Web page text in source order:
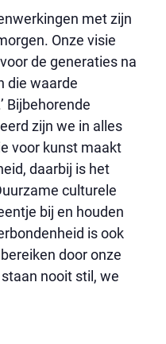
met zijn
Onze visie
de generaties na
die waarde
Bijbehorende
zijn we in alles
voor kunst maakt
daarbij is het
culturele
bij en houden
is ook
door onze
nooit stil, we